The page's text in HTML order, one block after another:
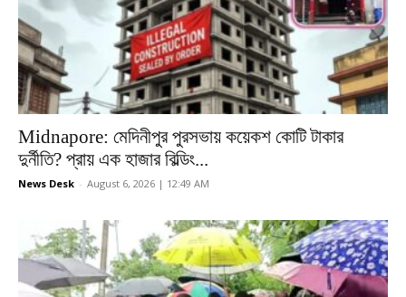
Midnapore: মেদিনীপুর পুরসভায় কয়েকশ কোটি টাকার
দুর্নীতি? প্রায় এক হাজার বিল্ডিং...
News Desk - August 6, 2026 | 12:49 AM